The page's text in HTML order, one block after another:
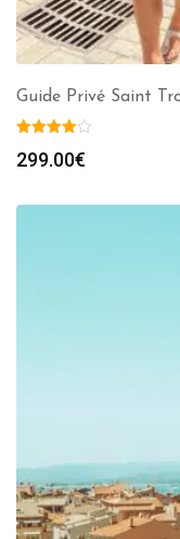
Guide Privé Saint
299.00€